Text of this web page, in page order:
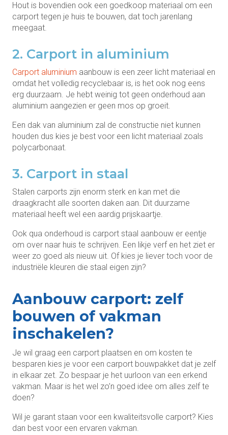
Hout is bovendien ook een goedkoop materiaal om een
carport tegen je huis te bouwen, dat toch jarenlang
meegaat.
2. Carport in aluminium
Carport aluminium aanbouw is een zeer licht materiaal en
omdat het volledig recyclebaar is, is het ook nog eens
erg duurzaam. Je hebt weinig tot geen onderhoud aan
aluminium aangezien er geen mos op groeit.
Een dak van aluminium zal de constructie niet kunnen
houden dus kies je best voor een licht materiaal zoals
polycarbonaat.
3. Carport in staal
Stalen carports zijn enorm sterk en kan met die
draagkracht alle soorten daken aan. Dit duurzame
materiaal heeft wel een aardig prijskaartje.
Ook qua onderhoud is carport staal aanbouw er eentje
om over naar huis te schrijven. Een likje verf en het ziet er
weer zo goed als nieuw uit. Of kies je liever toch voor de
industriële kleuren die staal eigen zijn?
Aanbouw carport: zelf
bouwen of vakman
inschakelen?
Je wil graag een carport plaatsen en om kosten te
besparen kies je voor een carport bouwpakket dat je zelf
in elkaar zet. Zo bespaar je het uurloon van een erkend
vakman. Maar is het wel zo’n goed idee om alles zelf te
doen?
Wil je garant staan voor een kwaliteitsvolle carport? Kies
dan best voor een ervaren vakman.